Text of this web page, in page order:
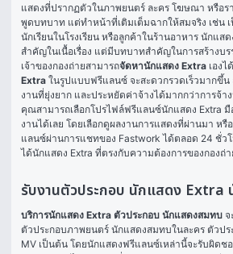
แสดงที่ปรากฏตัวในภาพยนตร์ ละคร โฆษณา หรือร
พูดบทบาท แต่ทำหน้าที่เติมเต็มฉากให้สมจริง เช่น
นักเรียนในโรงเรียน หรือลูกค้าในร้านอาหาร นักแส
สำคัญในเนื้อเรื่อง แต่มีบทบาทสำคัญในการสร้างบ
เจ้าของกองถ่ายสามารถจัดหานักแสดง Extra เองไ
Extra ในรูปแบบฟรีแลนซ์ จะสะดวกรวดเร็วมากขึ้
งานที่ยุ่งยาก และประหยัดค่าจ้างได้มากกว่าการจ้า
คุณสามารถเลือกโปรไฟล์ฟรีแลนซ์นักแสดง Extra
งานได้เลย โดยเลือกดูผลงานการแสดงที่ผ่านมา ห
แลนซ์ผ่านการแชทของ Fastwork ได้ตลอด 24 ชั่ว
ได้นักแสดง Extra ที่ตรงกับความต้องการของกองถ่
รับงานตัวประกอบ นักแสดง Extra
บริการนักแสดง Extra ตัวประกอบ นักแสดงสมทบ จ
ตัวประกอบภาพยนตร์ นักแสดงสมทบในละคร ตัวป
MV เป็นต้น โดยนักแสดงฟรีแลนซ์เหล่านี้จะรับผิดช